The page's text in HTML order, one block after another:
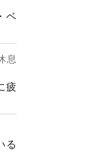
ベ
息
疲
る